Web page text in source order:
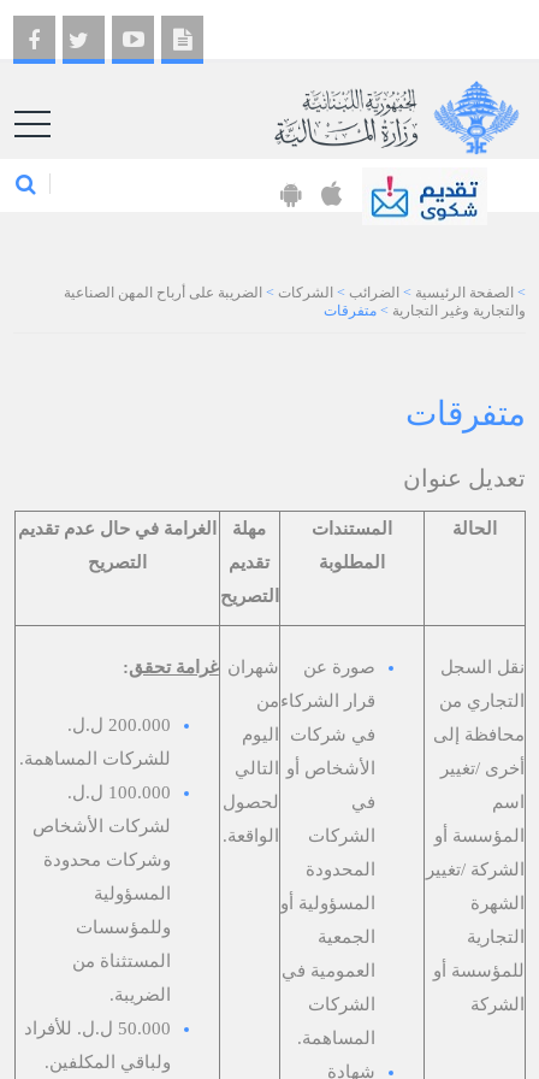
EN
> الصفحة الرئيسية > الضرائب > الشركات > الضريبة على أرباح المهن الصناعية
والتجارية وغير التجارية >متفرقات
متفرقات
تعديل عنوان​​
الحالة
المستندات
المطلوبة
مهلة
تقديم
التصريح
الغرامة في حال عدم تقديم
التصريح
نقل السجل
التجاري من
محافظة إلى
أخرى /تغيير
اسم
المؤسسة أو
الشركة /تغيير
الشهرة
التجارية
للمؤسسة أو
الشركة
صورة عن
قرار الشركاء
في شركات
الأشخاص أو
في
الشركات
المحدودة
المسؤولية أو
الجمعية
العمومية في
الشركات
المساهمة.
شهادة
شهران
من
اليوم
التالي
لحصول
الواقعة.
غرامة تحقق:
200.000 ل.ل.
للشركات المساهمة.
100.000 ل.ل.
لشركات الأشخاص
وشركات محدودة
المسؤولية
وللمؤسسات
المستثناة من
الضريبة.
50.000 ل.ل. للأفراد
ولباقي المكلفين.